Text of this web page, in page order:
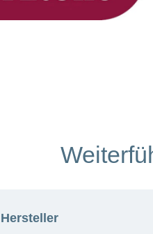
Hersteller